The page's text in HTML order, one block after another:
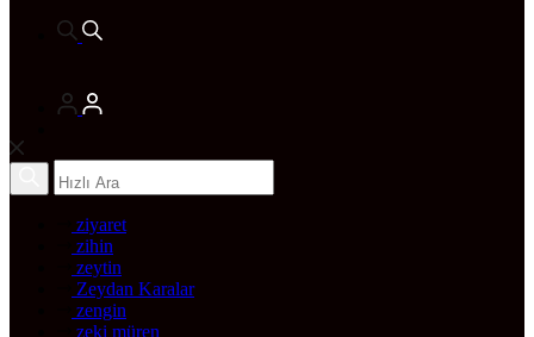
ziyaret
zihin
zeytin
Zeydan Karalar
zengin
zeki müren